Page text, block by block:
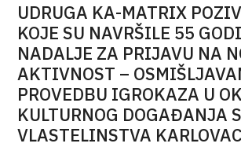
UDRUGA KA-MATRIX
KOJE SU NAVRŠILE 55
NADALJE ZA PRIJAVU NA
AKTIVNOST –
PROVEDBU IGROKAZA U
KULTURNOG DOGAĐANJA
VLASTELINSTVA KARLOVAC